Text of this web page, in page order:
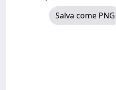
Salva come PNG